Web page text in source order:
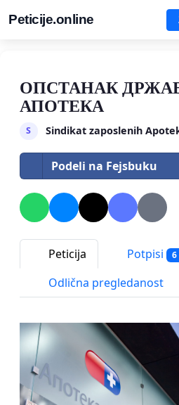
Peticije.online
ОПСТАНАК
АПОТЕКА
S Sindikat zaposlenih
Podeli na Fejsbuku
Peticija Potpisi 6
Odlična pregledanost